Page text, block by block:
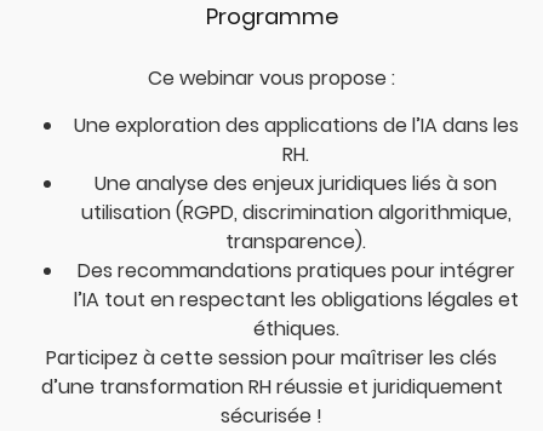
Programme
Ce webinar vous propose :
Une exploration des applications de l’IA dans les
RH.
Une analyse des enjeux juridiques liés à son
utilisation (RGPD, discrimination algorithmique,
transparence).
Des recommandations pratiques pour intégrer
l’IA tout en respectant les obligations légales et
éthiques.
Participez à cette session pour maîtriser les clés
d’une transformation RH réussie et juridiquement
sécurisée !